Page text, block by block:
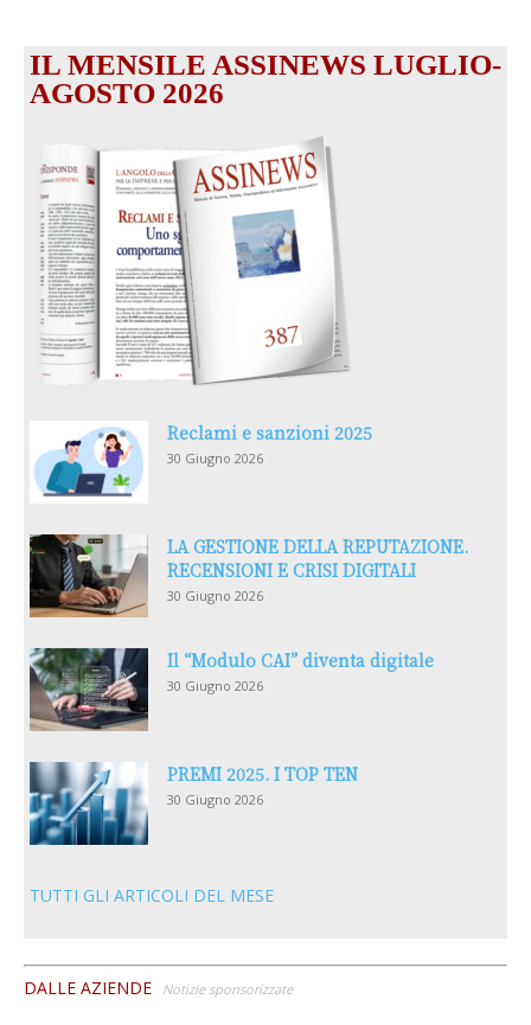
IL MENSILE ASSINEWS LUGLIO-
AGOSTO 2026
Reclami e sanzioni 2025
30 Giugno 2026
LA GESTIONE DELLA REPUTAZIONE.
RECENSIONI E CRISI DIGITALI
30 Giugno 2026
Il “Modulo CAI” diventa digitale
30 Giugno 2026
PREMI 2025. I TOP TEN
30 Giugno 2026
TUTTI GLI ARTICOLI DEL MESE
DALLE AZIENDE Notizie sponsorizzate